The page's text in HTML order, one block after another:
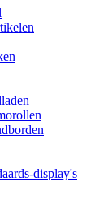
display's